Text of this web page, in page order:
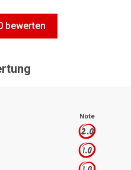
bewerten
Note
2.0
1.0